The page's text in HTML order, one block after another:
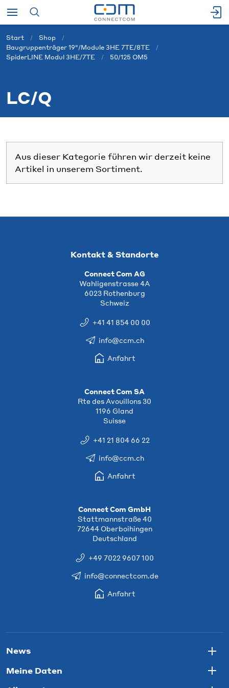
Start
Shop
Baugruppenträger 19"/Module 3HE 7TE/8TE
SpiderLINE Modul 3HE/7TE
50/125 OM5
LC/Q
Aus dieser Kategorie führen wir derzeit keine
Artikel in unserem Sortiment.
Kontakt & Standorte
Connect Com AG
Wahligenstrasse 4A
6023 Rothenburg
Schweiz
+41 41 854 00 00
info@ccm.ch
Anfahrt
Connect Com SA
Rte des Avouillons 30
1196 Gland
Suisse
+41 21 804 66 22
info@ccm.ch
Anfahrt
Connect Com GmbH
Stattmannstraße 40
72644 Oberboihingen
Deutschland
+49 7022 9607 100
info@connectcom.de
Anfahrt
News
Meine Daten